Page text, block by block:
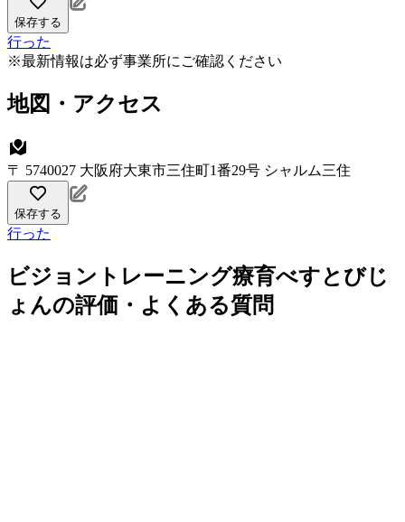
保存する
行った
※最新情報は必ず事業所にご確認ください
地図・アクセス
〒 5740027 大阪府大東市三住町1番29号 シャルム三住
保存する
行った
ビジョントレーニング療育べすとびじ
ょんの評価・よくある質問